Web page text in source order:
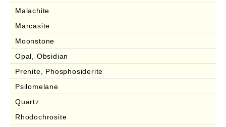
Malachite
Marcasite
Moonstone
Opal, Obsidian
Prenite, Phosphosiderite
Psilomelane
Quartz
Rhodochrosite